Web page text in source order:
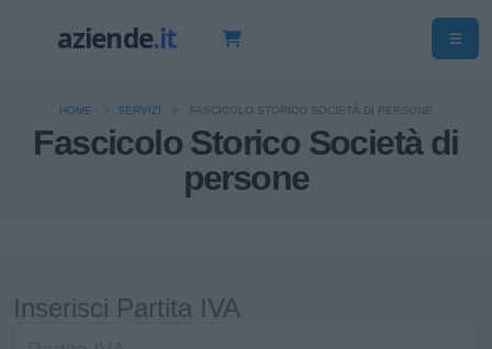
Fascicolo Storico Società di
persone
HOME SERVIZI FASCICOLO STORICO SOCIETÀ DI PERSONE
Inserisci Partita IVA